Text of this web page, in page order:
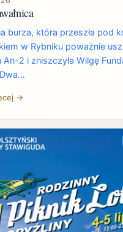
burza, która przeszła pod
w Rybniku poważnie
2 i zniszczyła Wilgę
→